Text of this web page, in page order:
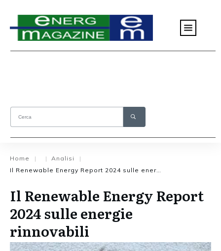
Home | | Analisi
|
Il Renewable Energy Report
2024 sulle energie
rinnovabili